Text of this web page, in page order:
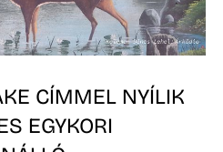
CÍMMEL NYÍLIK
EGYKORI